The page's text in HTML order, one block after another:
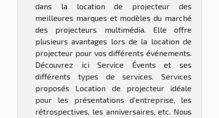
dans la location de projecteur des
meilleures marques et modèles du marché
des projecteurs multimédia. Elle offre
plusieurs avantages lors de la location de
projecteur pour vos différents événements.
Découvrez ici Service Évents et ses
différents types de services. Services
proposés Location de projecteur idéale
pour les présentations d’entreprise, les
rétrospectives, les anniversaires, etc. Nous